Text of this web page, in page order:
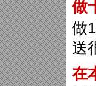
做
做
送
在